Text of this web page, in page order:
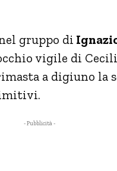
gruppo di
vigile di
a digiuno la
- Pubblicità -